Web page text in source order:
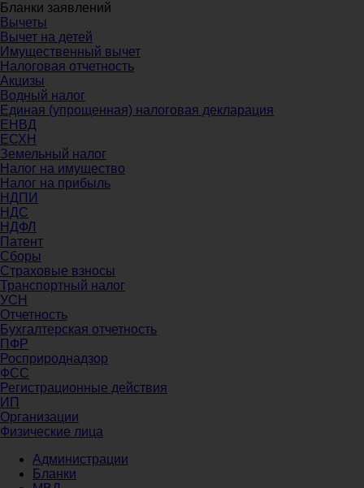
Бланки заявлений
Вычеты
Вычет на детей
Имущественный вычет
Налоговая отчетность
Акцизы
Водный налог
Единая (упрощенная) налоговая декларация
ЕНВД
ЕСХН
Земельный налог
Налог на имущество
Налог на прибыль
НДПИ
НДС
НДФЛ
Патент
Сборы
Страховые взносы
Транспортный налог
УСН
Отчетность
Бухгалтерская отчетность
ПФР
Росприроднадзор
ФСС
Регистрационные действия
ИП
Организации
Физические лица
Администрации
Бланки